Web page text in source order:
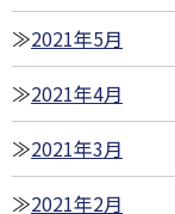
2021年5月
2021年4月
2021年3月
2021年2月